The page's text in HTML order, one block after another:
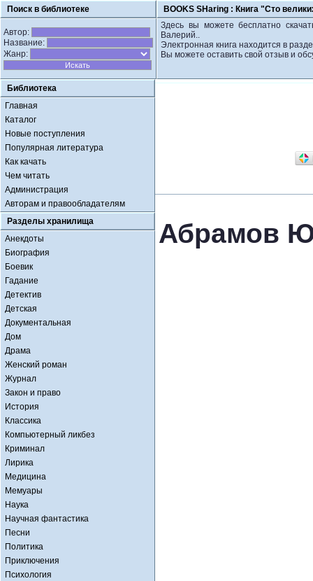
Поиск в библиотеке BOOKS SHaring : Книга "Сто
Автор:
Название:
Жанр:
Здесь вы можете бесплатно
Валерий..
Электронная книга находится в
Вы можете оставить свой отзыв и
Библиотека
Главная
Каталог
Новые поступления
Популярная литература
Как качать
Чем читать
Администрация
Авторам и правообладателям
Разделы хранилища
Анекдоты
Биография
Боевик
Гадание
Детектив
Детская
Документальная
Дом
Драма
Женский роман
Журнал
Закон и право
История
Классика
Компьютерный ликбез
Криминал
Лирика
Медицина
Мемуары
Наука
Научная фантастика
Песни
Политика
Приключения
Психология
Абрамов